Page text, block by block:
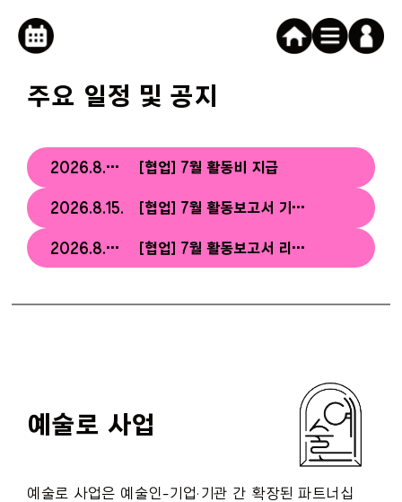
캘린더버튼
로그인
주요 일정 및 공지
2026.8.25. [협업] 7월 활동비 지급
2026.8.15. [협업] 7월 활동보고서 기업/기관 확인
2026.8.10. [협업] 7월 활동보고서 리더 확인
예술로 사업
예술로 사업은 예술인-기업·기관 간 확장된 파트너십